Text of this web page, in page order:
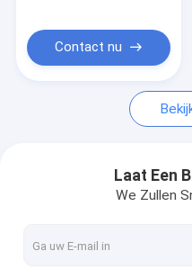
Gevallen
Vraag een offerte
Elektronische
De elektronische
Contact nu
Laat Een
We Zullen